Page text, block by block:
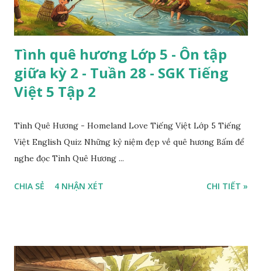
Tình quê hương Lớp 5 - Ôn tập
giữa kỳ 2 - Tuần 28 - SGK Tiếng
Việt 5 Tập 2
Tình Quê Hương - Homeland Love Tiếng Việt Lớp 5 Tiếng
Việt English Quiz Những kỷ niệm đẹp về quê hương Bấm để
nghe đọc Tình Quê Hương ...
CHIA SẺ 4 NHẬN XÉT CHI TIẾT »